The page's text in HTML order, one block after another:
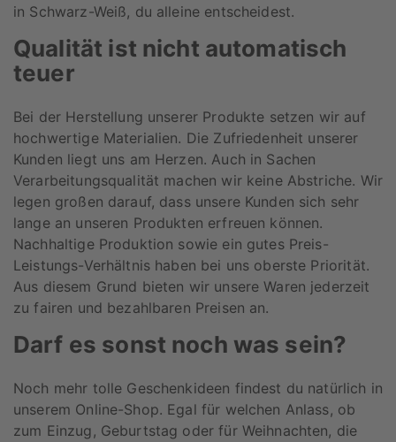
in Schwarz-Weiß, du alleine entscheidest.
Qualität ist nicht automatisch
teuer
Bei der Herstellung unserer Produkte setzen wir auf
hochwertige Materialien. Die Zufriedenheit unserer
Kunden liegt uns am Herzen. Auch in Sachen
Verarbeitungsqualität machen wir keine Abstriche. Wir
legen großen darauf, dass unsere Kunden sich sehr
lange an unseren Produkten erfreuen können.
Nachhaltige Produktion sowie ein gutes Preis-
Leistungs-Verhältnis haben bei uns oberste Priorität.
Aus diesem Grund bieten wir unsere Waren jederzeit
zu fairen und bezahlbaren Preisen an.
Darf es sonst noch was sein?
Noch mehr tolle Geschenkideen findest du natürlich in
unserem Online-Shop. Egal für welchen Anlass, ob
zum Einzug, Geburtstag oder für Weihnachten, die